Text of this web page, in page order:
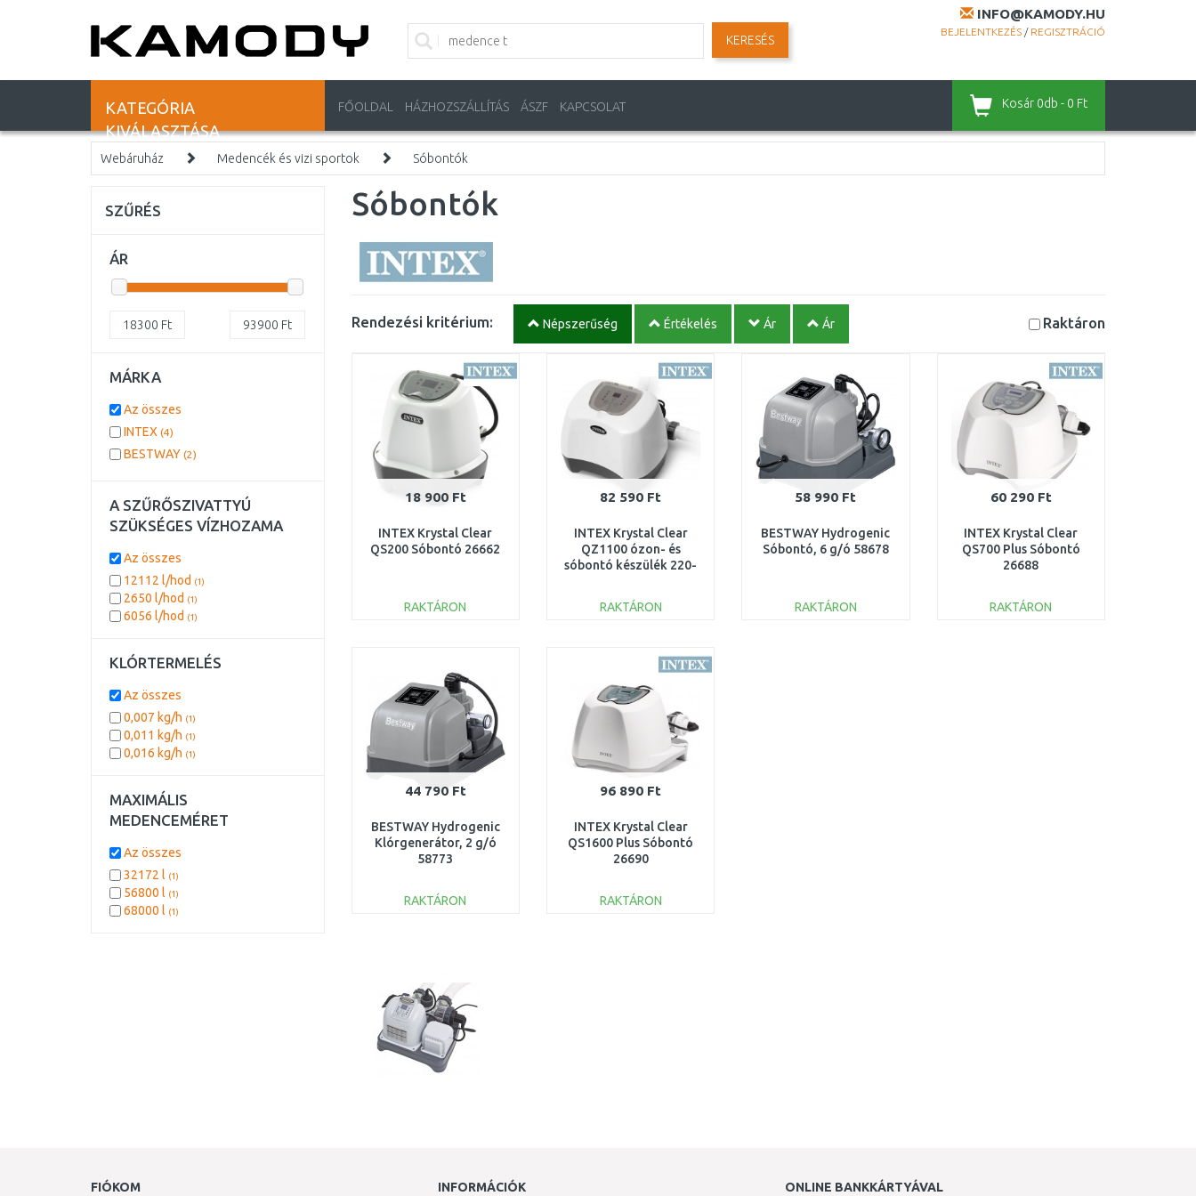
INFO@KAMODY.HU
BEJELENTKEZÉS / REGISZTRÁCIÓ
KERESÉS
KATEGÓRIA
KIVÁLASZTÁSA
FŐOLDAL HÁZHOZSZÁLLÍTÁS ÁSZF KAPCSOLAT Kosár 0db - 0 Ft
Webáruház Medencék és vizi sportok Sóbontók
Sóbontók
Rendezési kritérium: Népszerűség Értékelés Ár Ár Raktáron
18 900 Ft
INTEX Krystal Clear
QS200 Sóbontó 26662
RAKTÁRON
82 590 Ft
INTEX Krystal Clear
QZ1100 ózon- és
sóbontó készülék 220-
RAKTÁRON
Összehasonlítás
58 990 Ft
BESTWAY Hydrogenic
Sóbontó, 6 g/ó 58678
RAKTÁRON
60 290 Ft
INTEX Krystal Clear
QS700 Plus Sóbontó
26688
RAKTÁRON
44 790 Ft
BESTWAY Hydrogenic
Klórgenerátor, 2 g/ó
58773
RAKTÁRON
96 890 Ft
INTEX Krystal Clear
QS1600 Plus Sóbontó
26690
RAKTÁRON
SZŰRÉS
ÁR
18300 Ft 93900 Ft
MÁRKA
Az összes
INTEX (4)
BESTWAY (2)
A SZŰRŐSZIVATTYÚ
SZÜKSÉGES VÍZHOZAMA
Az összes
12112 l/hod (1)
2650 l/hod (1)
6056 l/hod (1)
KLÓRTERMELÉS
Az összes
0,007 kg/h (1)
0,011 kg/h (1)
0,016 kg/h (1)
MAXIMÁLIS
MEDENCEMÉRET
Az összes
32172 l (1)
56800 l (1)
68000 l (1)
FIÓKOM INFORMÁCIÓK ONLINE BANKKÁRTYÁVAL